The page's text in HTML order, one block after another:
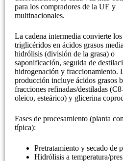
para los compradores de la UE y
multinacionales.
La cadena intermedia convierte los
triglicéridos en ácidos grasos
hidrólisis (división de la grasa) o
saponificación, seguida de
hidrogenación y fraccionamiento.
producción incluye ácidos grasos
fracciones refinadas/destiladas
oleico, esteárico) y glicerina
Fases de procesamiento (planta
típica):
Pretratamiento y secado de
Hidrólisis a temperatura/